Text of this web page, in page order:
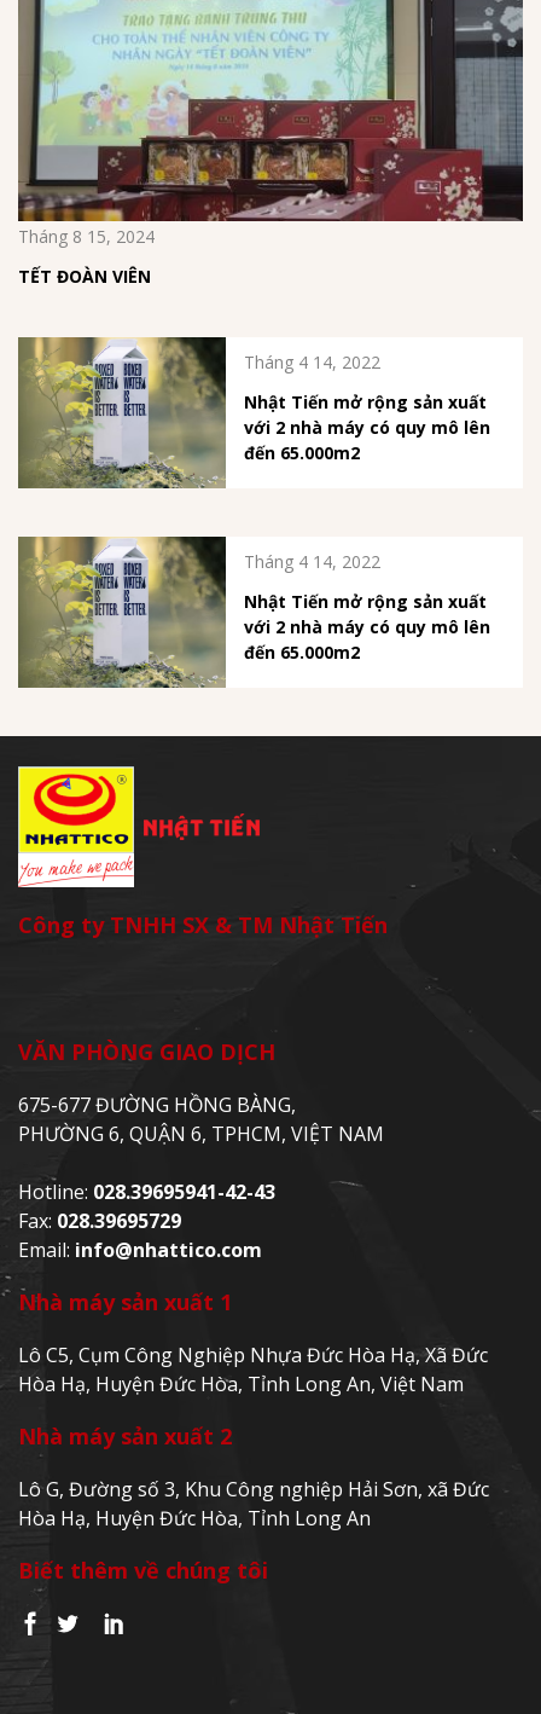
Tháng 8 15, 2024
TẾT ĐOÀN VIÊN
Tháng 4 14, 2022
Nhật Tiến mở rộng sản xuất
với 2 nhà máy có quy mô lên
đến 65.000m2
Tháng 4 14, 2022
Nhật Tiến mở rộng sản xuất
với 2 nhà máy có quy mô lên
đến 65.000m2
Công ty TNHH SX & TM Nhật Tiến
VĂN PHÒNG GIAO DỊCH
675-677 ĐƯỜNG HỒNG BÀNG,
PHƯỜNG 6, QUẬN 6, TPHCM, VIỆT NAM
Hotline: 028.39695941-42-43
Fax: 028.39695729
Email: info@nhattico.com
Nhà máy sản xuất 1
Lô C5, Cụm Công Nghiệp Nhựa Đức Hòa Hạ, Xã Đức
Hòa Hạ, Huyện Đức Hòa, Tỉnh Long An, Việt Nam
Nhà máy sản xuất 2
Lô G, Đường số 3, Khu Công nghiệp Hải Sơn, xã Đức
Hòa Hạ, Huyện Đức Hòa, Tỉnh Long An
Biết thêm về chúng tôi